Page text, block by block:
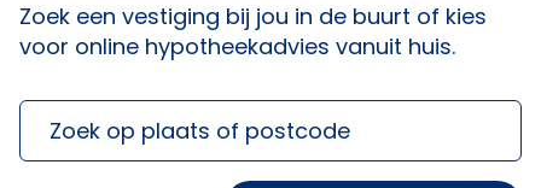
Zoek een vestiging bij jou in de buurt of kies
voor online hypotheekadvies vanuit huis.
Zoek op plaats